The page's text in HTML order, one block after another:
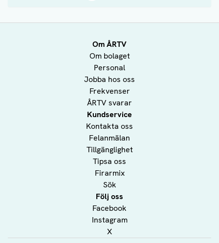
Om ÅRTV
Om bolaget
Personal
Jobba hos oss
Frekvenser
ÅRTV svarar
Kundservice
Kontakta oss
Felanmälan
Tillgänglighet
Tipsa oss
Firarmix
Sök
Följ oss
Facebook
Instagram
X